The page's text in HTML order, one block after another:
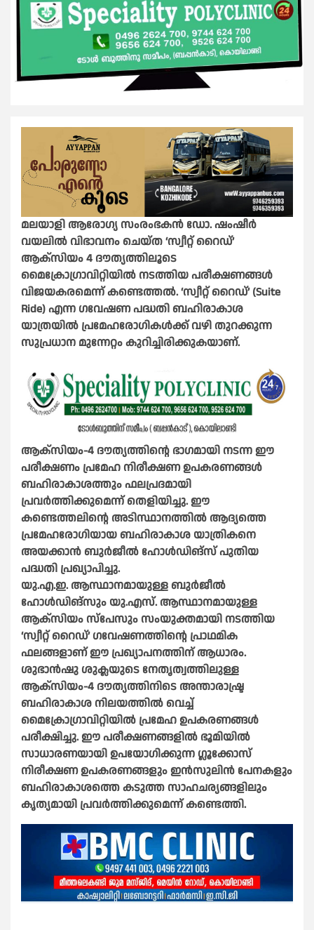
മലയാളി ആരോഗ്യ സംരംഭകൻ ഡോ. ഷംഷീർ
വയലിൽ വിഭാവനം ചെയ്ത ‘സ്വീറ്റ് റൈഡ്’
ആക്സിയം 4 ദൗത്യത്തിലൂടെ
മൈക്രോഗ്രാവിറ്റിയിൽ നടത്തിയ പരീക്ഷണങ്ങൾ
വിജയകരമെന്ന്‌ കണ്ടെത്തൽ. ‘സ്വീറ്റ് റൈഡ്’ (Suite
Ride) എന്ന ഗവേഷണ പദ്ധതി ബഹിരാകാശ
യാത്രയിൽ പ്രമേഹരോഗികൾക്ക് വഴി തുറക്കുന്ന
സുപ്രധാന മുന്നേറ്റം കുറിച്ചിരിക്കുകയാണ്.
ആക്‌സിയം-4 ദൗത്യത്തിന്റെ ഭാഗമായി നടന്ന ഈ
പരീക്ഷണം പ്രമേഹ നിരീക്ഷണ ഉപകരണങ്ങൾ
ബഹിരാകാശത്തും ഫലപ്രദമായി
പ്രവർത്തിക്കുമെന്ന് തെളിയിച്ചു. ഈ
കണ്ടെത്തലിന്റെ അടിസ്ഥാനത്തിൽ ആദ്യത്തെ
പ്രമേഹരോഗിയായ ബഹിരാകാശ യാത്രികനെ
അയക്കാൻ ബുർജീൽ ഹോൾഡിങ്‌സ് പുതിയ
പദ്ധതി പ്രഖ്യാപിച്ചു.
യു.എ.ഇ. ആസ്ഥാനമായുള്ള ബുർജീൽ
ഹോൾഡിങ്‌സും യു.എസ്. ആസ്ഥാനമായുള്ള
ആക്‌സിയം സ്‌പേസും സംയുക്തമായി നടത്തിയ
‘സ്വീറ്റ് റൈഡ്’ ഗവേഷണത്തിന്റെ പ്രാഥമിക
ഫലങ്ങളാണ് ഈ പ്രഖ്യാപനത്തിന് ആധാരം.
ശുഭാൻഷു ശുക്ലയുടെ നേതൃത്വത്തിലുള്ള
ആക്‌സിയം-4 ദൗത്യത്തിനിടെ അന്താരാഷ്ട്ര
ബഹിരാകാശ നിലയത്തിൽ വെച്ച്
മൈക്രോഗ്രാവിറ്റിയിൽ പ്രമേഹ ഉപകരണങ്ങൾ
പരീക്ഷിച്ചു. ഈ പരീക്ഷണങ്ങളിൽ ഭൂമിയിൽ
സാധാരണയായി ഉപയോഗിക്കുന്ന ഗ്ലൂക്കോസ്
നിരീക്ഷണ ഉപകരണങ്ങളും ഇൻസുലിൻ പേനകളും
ബഹിരാകാശത്തെ കടുത്ത സാഹചര്യങ്ങളിലും
കൃത്യമായി പ്രവർത്തിക്കുമെന്ന് കണ്ടെത്തി.